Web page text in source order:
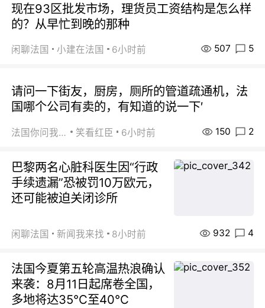
现在93区批发市场，理货员工资结构是怎么样
的？从早忙到晚的那种
闲聊法国 小建在法国 6小时前 507 5
请问一下街友，厨房，厕所的管道疏通机，法
国哪个公司有卖的，有知道的说一下′
法国你问我答 笑看红臣 6小时前 150 2
巴黎两名心脏科医生因“行政
手续遗漏”恐被罚10万欧元，
还可能被迫关闭诊所
闲聊法国 新闻我来找 8小时前 932 4
法国今夏第五轮高温热浪确认
来袭：8月11日起席卷全国，
多地将达35℃至40℃